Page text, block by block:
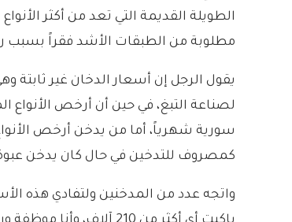
الطويلة القديمة التي تعد من أكثر
مطلوبة من الطبقات الأشد فقراً بسبب رخص أسعارها
كمصروف للتدخين في حال كان يدخن